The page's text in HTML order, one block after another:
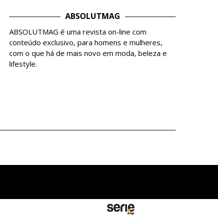
ABSOLUTMAG
ABSOLUTMAG é uma revista on-line com
conteúdo exclusivo, para homens e mulheres,
com o que há de mais novo em moda, beleza e
lifestyle.